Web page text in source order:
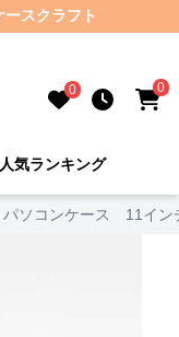
スクラフト
0 0
人気ランキング
パソコンケース 11イン